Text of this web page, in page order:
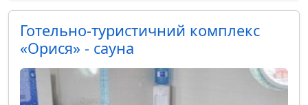
Готельно-туристичний комплекс
«Орися» - сауна